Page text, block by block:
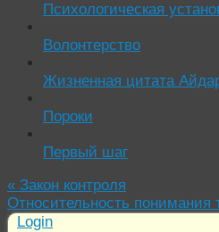
Психологическая
Волонтерство
Жизненная цитата
Пороки
Первый шаг
« Закон контроля
Относительность понимания
Login